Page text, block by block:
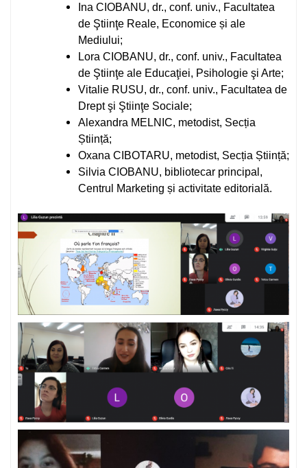
Ina CIOBANU, dr., conf. univ., Facultatea
de Ştiinţe Reale, Economice și ale
Mediului;
Lora CIOBANU, dr., conf. univ., Facultatea
de Ştiinţe ale Educaţiei, Psihologie şi Arte;
Vitalie RUSU, dr., conf. univ., Facultatea de
Drept şi Ştiinţe Sociale;
Alexandra MELNIC, metodist, Secția
Știință;
Oxana CIBOTARU, metodist, Secția Știință;
Silvia CIOBANU, bibliotecar principal,
Centrul Marketing și activitate editorială.